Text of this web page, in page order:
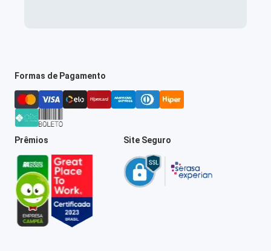
Formas de Pagamento
Prêmios Site Seguro